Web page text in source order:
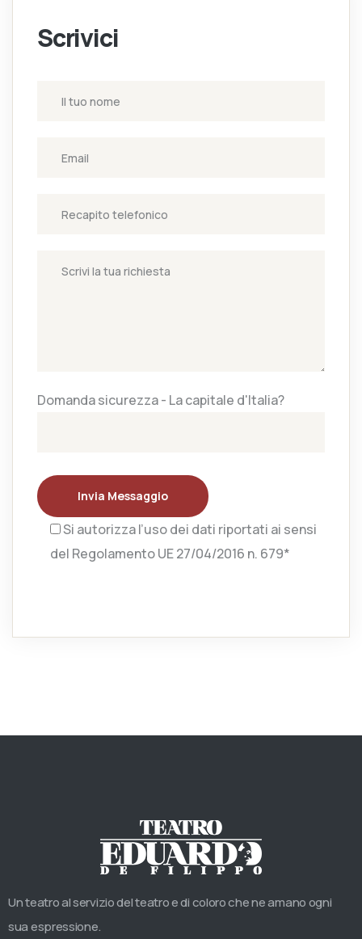
Scrivici
Domanda sicurezza - La capitale d'Italia?
Invia Messaggio
Si autorizza l’uso dei dati riportati ai sensi
del Regolamento UE 27/04/2016 n. 679*
Un teatro al servizio del teatro e di coloro che ne amano ogni
sua espressione.